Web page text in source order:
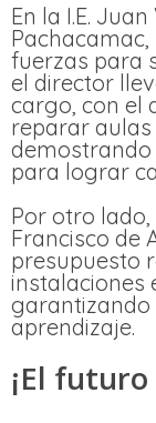
En la I.E.
fuerzas para
el director
cargo, con el
reparar
demostrando
para lograr
Por otro lado,
Francisco de
presupuesto
instalaciones
garantizando
aprendizaje.
¡El